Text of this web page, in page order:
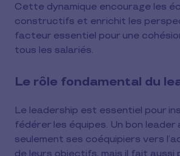
Cette dynamique encourage les
constructifs et enrichit les
facteur essentiel pour une
tous les salariés.
Le rôle fondamental du
Le leadership est essentiel pour
fédérer les équipes. Un bon leader
seulement ses coéquipiers vers